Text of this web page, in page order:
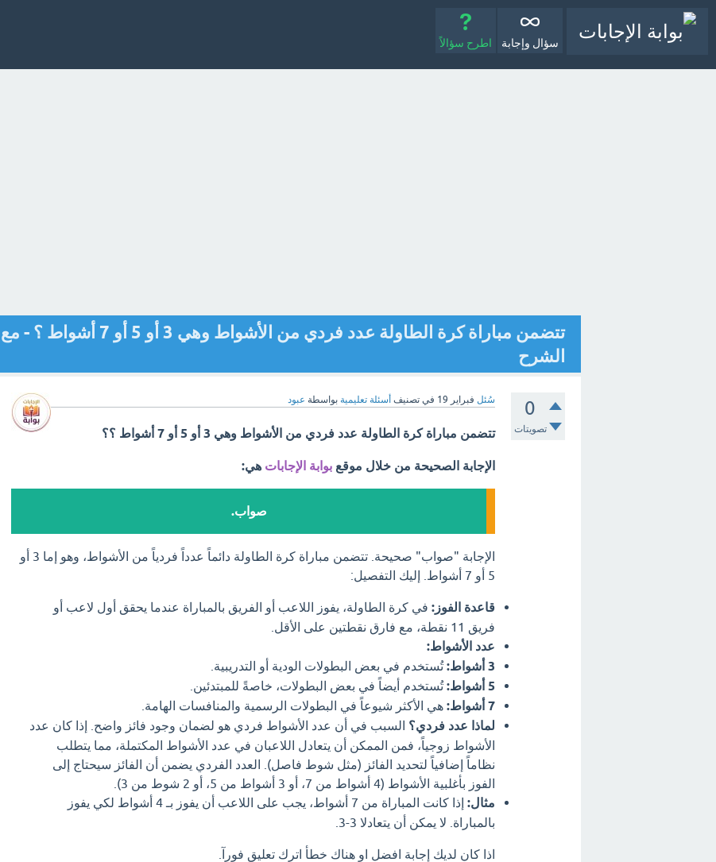
سؤال وإجابة اطرح سؤالاً
تتضمن مباراة كرة الطاولة عدد فردي من الأشواط وهي 3 أو 5 أو 7 أشواط ؟ - مع
الشرح
0
تصويتات
سُئل فبراير 19 في تصنيف أسئلة تعليمية بواسطة عبود
تتضمن مباراة كرة الطاولة عدد فردي من الأشواط وهي 3 أو 5 أو 7 أشواط ؟؟
الإجابة الصحيحة من خلال موقع بوابة الإجابات هي:
صواب.
الإجابة "صواب" صحيحة. تتضمن مباراة كرة الطاولة دائماً عدداً فردياً من الأشواط، وهو إما 3 أو
5 أو 7 أشواط. إليك التفصيل:
قاعدة الفوز: في كرة الطاولة، يفوز اللاعب أو الفريق بالمباراة عندما يحقق أول لاعب أو
فريق 11 نقطة، مع فارق نقطتين على الأقل.
عدد الأشواط:
3 أشواط:
تُستخدم في بعض البطولات الودية أو التدريبية.
5 أشواط: تُستخدم أيضاً في بعض البطولات، خاصةً للمبتدئين.
7 أشواط: هي الأكثر شيوعاً في البطولات الرسمية والمنافسات الهامة.
لماذا عدد فردي؟ السبب في أن عدد الأشواط فردي هو لضمان وجود فائز واضح. إذا كان عدد
الأشواط زوجياً، فمن الممكن أن يتعادل اللاعبان في عدد الأشواط المكتملة، مما يتطلب
نظاماً إضافياً لتحديد الفائز (مثل شوط فاصل). العدد الفردي يضمن أن الفائز سيحتاج إلى
الفوز بأغلبية الأشواط (4 أشواط من 7، أو 3 أشواط من 5، أو 2 شوط من 3).
مثال:
إذا كانت المباراة من 7 أشواط، يجب على اللاعب أن يفوز بـ 4 أشواط لكي يفوز
بالمباراة. لا يمكن أن يتعادلا 3-3.
اذا كان لديك إجابة افضل او هناك خطأ اترك تعليق فورآ.